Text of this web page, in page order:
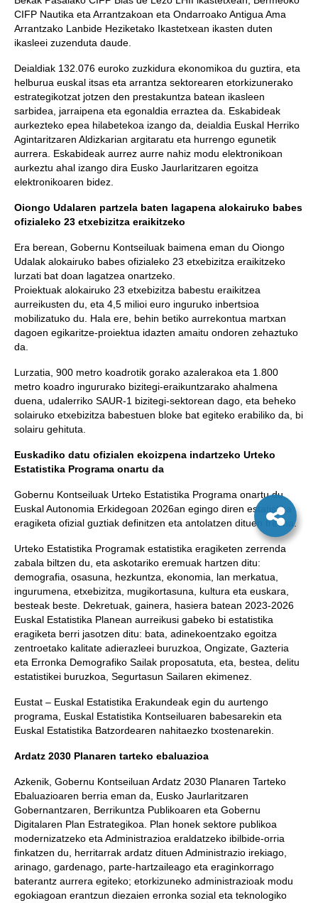
CIFP Nautika eta Arrantzakoan eta Ondarroako Antigua Ama
Arrantzako Lanbide Heziketako Ikastetxean ikasten duten
ikasleei zuzenduta daude.
Deialdiak 132.076 euroko zuzkidura ekonomikoa du guztira, eta
helburua euskal itsas eta arrantza sektorearen etorkizunerako
estrategikotzat jotzen den prestakuntza batean ikasleen
sarbidea, jarraipena eta egonaldia erraztea da. Eskabideak
aurkezteko epea hilabetekoa izango da, deialdia Euskal Herriko
Agintaritzaren Aldizkarian argitaratu eta hurrengo egunetik
aurrera. Eskabideak aurrez aurre nahiz modu elektronikoan
aurkeztu ahal izango dira Eusko Jaurlaritzaren egoitza
elektronikoaren bidez.
Oiongo Udalaren partzela baten lagapena alokairuko babes
ofizialeko 23 etxebizitza eraikitzeko
Era berean, Gobernu Kontseiluak baimena eman du Oiongo
Udalak alokairuko babes ofizialeko 23 etxebizitza eraikitzeko
lurzati bat doan lagatzea onartzeko.
Proiektuak alokairuko 23 etxebizitza babestu eraikitzea
aurreikusten du, eta 4,5 milioi euro inguruko inbertsioa
mobilizatuko du. Hala ere, behin betiko aurrekontua martxan
dagoen egikaritze-proiektua idazten amaitu ondoren zehaztuko
da.
Lurzatia, 900 metro koadrotik gorako azalerakoa eta 1.800
metro koadro ingururako bizitegi-eraikuntzarako ahalmena
duena, udalerriko SAUR-1 bizitegi-sektorean dago, eta beheko
solairuko etxebizitza babestuen bloke bat egiteko erabiliko da, bi
solairu gehituta.
Euskadiko datu ofizialen ekoizpena indartzeko Urteko
Estatistika Programa onartu da
Gobernu Kontseiluak Urteko Estatistika Programa onartu du,
Euskal Autonomia Erkidegoan 2026an egingo diren estatistika
eragiketa ofizial guztiak definitzen eta antolatzen dituen tresna.
Urteko Estatistika Programak estatistika eragiketen zerrenda
zabala biltzen du, eta askotariko eremuak hartzen ditu:
demografia, osasuna, hezkuntza, ekonomia, lan merkatua,
ingurumena, etxebizitza, mugikortasuna, kultura eta euskara,
besteak beste. Dekretuak, gainera, hasiera batean 2023-2026
Euskal Estatistika Planean aurreikusi gabeko bi estatistika
eragiketa berri jasotzen ditu: bata, adinekoentzako egoitza
zentroetako kalitate adierazleei buruzkoa, Ongizate, Gazteria
eta Erronka Demografiko Sailak proposatuta, eta, bestea, delitu
estatistikei buruzkoa, Segurtasun Sailaren ekimenez.
Eustat – Euskal Estatistika Erakundeak egin du aurtengo
programa, Euskal Estatistika Kontseiluaren babesarekin eta
Euskal Estatistika Batzordearen nahitaezko txostenarekin.
Ardatz 2030 Planaren tarteko ebaluazioa
Azkenik, Gobernu Kontseiluan Ardatz 2030 Planaren Tarteko
Ebaluazioaren berria eman da, Eusko Jaurlaritzaren
Gobernantzaren, Berrikuntza Publikoaren eta Gobernu
Digitalaren Plan Estrategikoa. Plan honek sektore publikoa
modernizatzeko eta Administrazioa eraldatzeko ibilbide-orria
finkatzen du, herritarrak ardatz dituen Administrazio irekiago,
arinago, gardenago, parte-hartzaileago eta eraginkorrago
baterantz aurrera egiteko; etorkizuneko administrazioak modu
egokiagoan erantzun diezaien erronka sozial eta teknologiko